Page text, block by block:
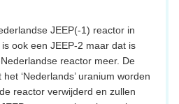
JEEP(-1) reactor in
ook een JEEP-2 maar dat is
reactor meer. De
‘Nederlands’ uranium worden
reactor verwijderd en zullen